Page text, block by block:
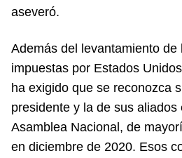
aseveró.
Además del levantamiento de
impuestas por Estados
ha exigido que se reconozca
presidente y la de sus aliados
Asamblea Nacional, de
en diciembre de 2020. Esos